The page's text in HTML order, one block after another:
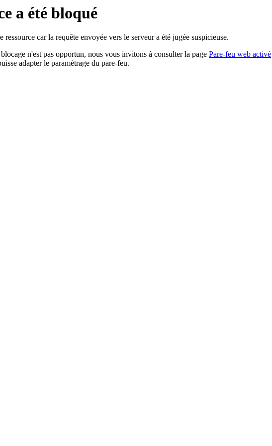
a été bloqué
car la requête envoyée vers le serveur a été jugée suspicieuse.
n'est pas opportun, nous vous invitons à consulter la page Pare-feu web activé
adapter le paramétrage du pare-feu.